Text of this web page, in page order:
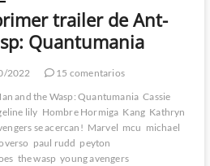
trailer de Ant-
Quantumania
2022
15 comentarios
and the Wasp: Quantumania Cassie
lily Hombre Hormiga Kang Kathryn
se acercan! Marvel mcu michael
paul rudd peyton
the wasp young avengers